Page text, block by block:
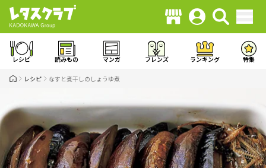
レシピ 読みもの マンガ フレンズ ランキング 特集
レシピ なすと煮干しのしょうゆ煮